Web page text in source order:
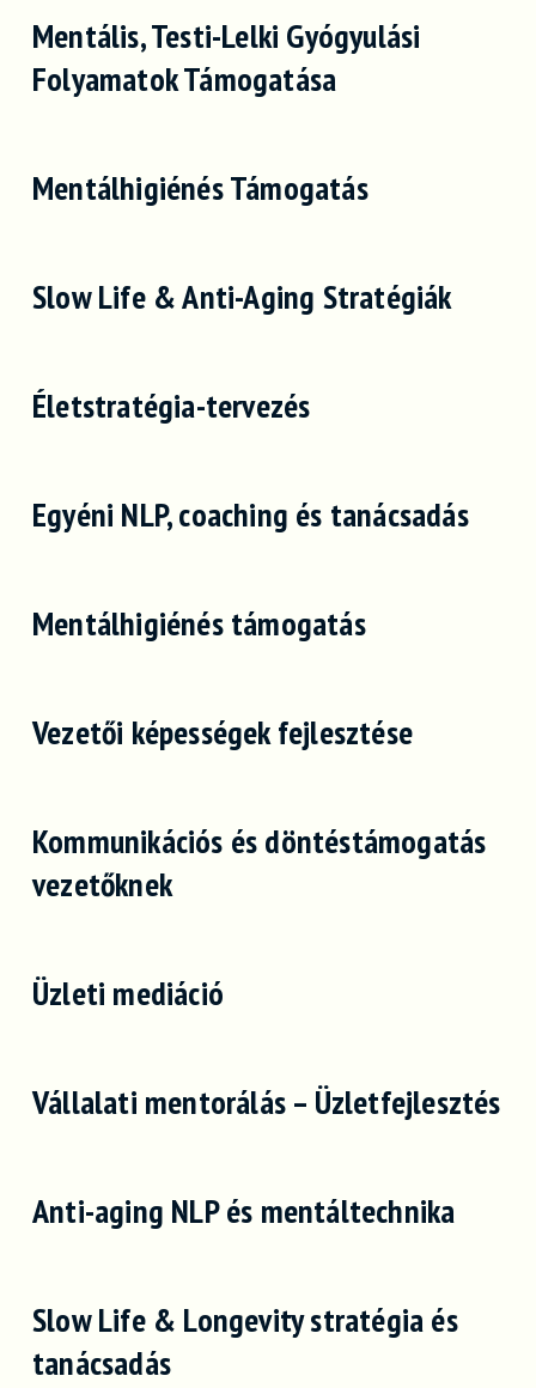
Mentális, Testi-Lelki Gyógyulási
Folyamatok Támogatása
Mentálhigiénés Támogatás
Slow Life & Anti-Aging Stratégiák
Életstratégia-tervezés
Egyéni NLP, coaching és tanácsadás
Mentálhigiénés támogatás
Vezetői képességek fejlesztése
Kommunikációs és döntéstámogatás
vezetőknek
Üzleti mediáció
Vállalati mentorálás – Üzletfejlesztés
Anti-aging NLP és mentáltechnika
Slow Life & Longevity stratégia és
tanácsadás